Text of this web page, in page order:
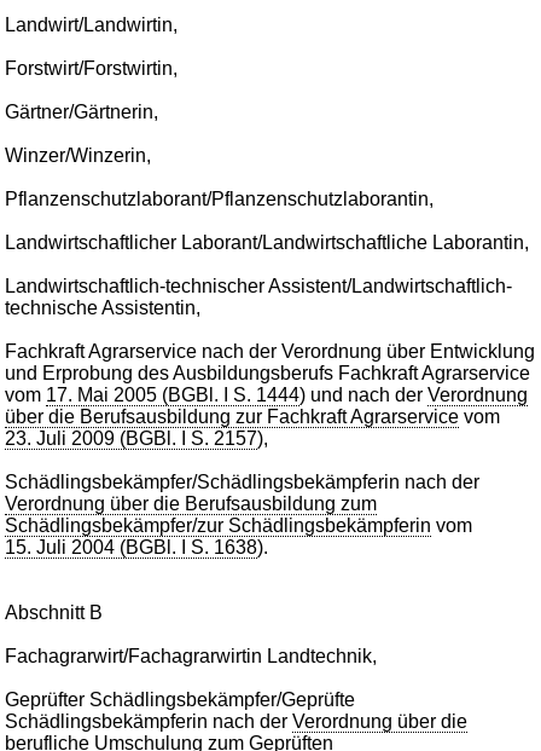
Landwirt/Landwirtin,
Forstwirt/Forstwirtin,
Gärtner/Gärtnerin,
Winzer/Winzerin,
Pflanzenschutzlaborant/Pflanzenschutzlaborantin,
Landwirtschaftlicher Laborant/Landwirtschaftliche Laborantin,
Landwirtschaftlich-technischer Assistent/Landwirtschaftlich-
technische Assistentin,
Fachkraft Agrarservice nach der Verordnung über Entwicklung
und Erprobung des Ausbildungsberufs Fachkraft Agrarservice
vom 17. Mai 2005 (BGBl. I S. 1444) und nach derVerordnung
über die Berufsausbildung zur Fachkraft Agrarservice vom
23. Juli 2009 (BGBl. I S. 2157),
Schädlingsbekämpfer/Schädlingsbekämpferin nach der
Verordnung über die Berufsausbildung zum
Schädlingsbekämpfer/zur Schädlingsbekämpferin vom
15. Juli 2004 (BGBl. I S. 1638).
Abschnitt B
Fachagrarwirt/Fachagrarwirtin Landtechnik,
Geprüfter Schädlingsbekämpfer/Geprüfte
Schädlingsbekämpferin nach derVerordnung über die
berufliche Umschulung zum Geprüften